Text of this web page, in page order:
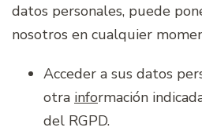
datos personales, puede
nosotros en cualquier
Acceder a sus datos
otra información
del RGPD.